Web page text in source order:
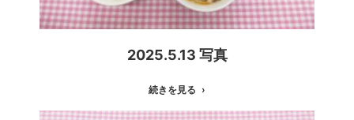
2025.5.13 写真
続きを見る